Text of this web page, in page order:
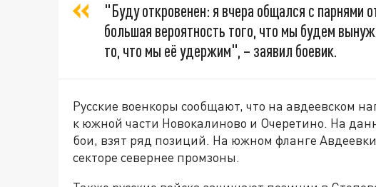
"Буду откровенен: я вчера общался с парнями
большая вероятность того, что мы будем
то, что мы её удержим", – заявил боевик.
Русские военкоры сообщают, что на авдеевском
к южной части Новокалиново и Очеретино. На
бои, взят ряд позиций. На южном фланге
секторе севернее промзоны.